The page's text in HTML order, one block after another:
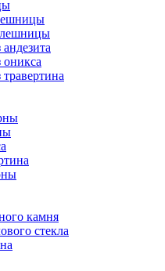
камня
стекла